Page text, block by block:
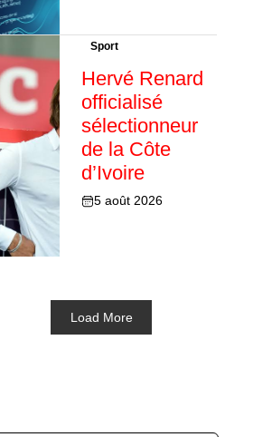
Sport
Hervé Renard
officialisé
sélectionneur
de la Côte
d’Ivoire
5 août 2026
Load More